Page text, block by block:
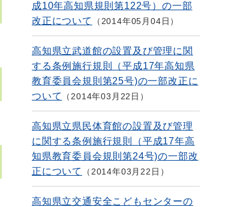
成10年高知県規則第122号）の一部
改正について
2014年05月04日
高知県立武道館の設置及び管理に関
する条例施行規則（平成17年高知県
教育委員会規則第25号)の一部改正に
ついて
2014年03月22日
高知県立県民体育館の設置及び管理
に関する条例施行規則（平成17年高
知県教育委員会規則第24号)の一部改
正について
2014年03月22日
高知県立交通安全こどもセンターの